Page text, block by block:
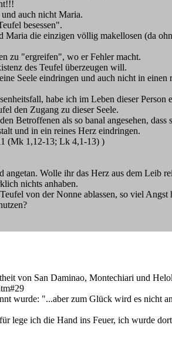
auch nicht Maria.
besessen".
Maria die einzigen völlig makellosen (da
zu "ergreifen", wo er Fehler macht.
des Teufel überzeugen will.
Seele eindringen und auch nicht in einen
habe ich im Leben dieser
den Zugang zu dieser Seele.
Betroffenen als so banal angesehen,
und in ein reines Herz eindringen.
(Mk 1,12-13; Lk 4,1-13) )
Wolle ihr das Herz aus dem Leib
nichts anhaben.
von der Nonne ablassen, so viel Angst
von San Daminao, Montechiari und
wurde: "...aber zum Glück wird es nicht
lege ich die Hand ins Feuer, ich wurde